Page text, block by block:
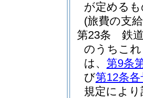
が定める
(旅費の支
第23条
鉄
のうちこ
は、 第9条
び第12条各
規定によ